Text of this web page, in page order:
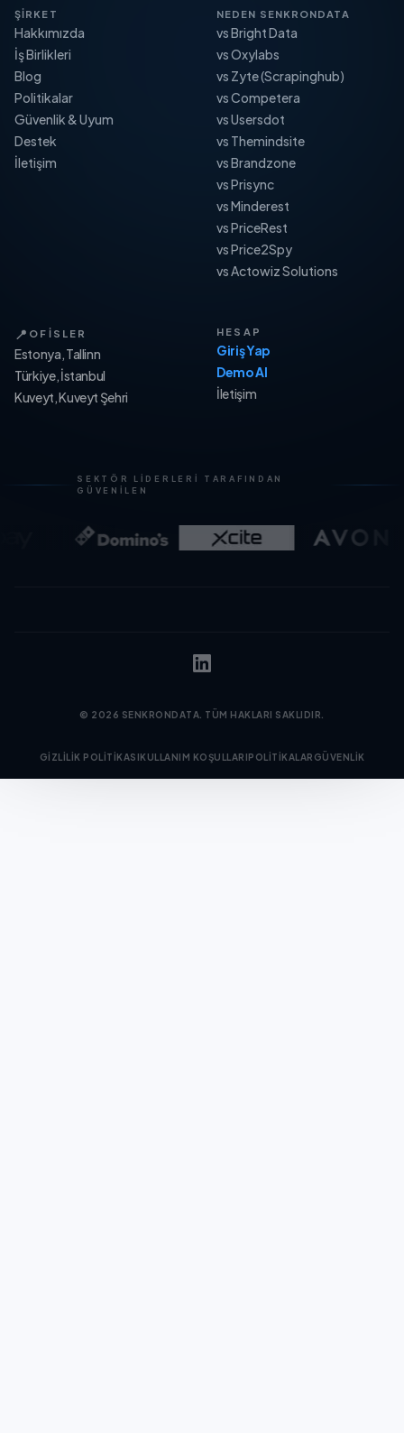
ŞIRKET
Hakkımızda
İş Birlikleri
Blog
Politikalar
Güvenlik & Uyum
Destek
İletişim
NEDEN SENKRONDATA
vs Bright Data
vs Oxylabs
vs Zyte (Scrapinghub)
vs Competera
vs Usersdot
vs Themindsite
vs Brandzone
vs Prisync
vs Minderest
vs PriceRest
vs Price2Spy
vs Actowiz Solutions
📍 OFISLER
Estonya, Tallinn
Türkiye, İstanbul
Kuveyt, Kuveyt Şehri
HESAP
Giriş Yap
Demo Al
İletişim
SEKTÖR LIDERLERI TARAFINDAN
GÜVENILEN
© 2026 SENKRONDATA. TÜM HAKLARI SAKLIDIR.
GIZLILIK POLITIKASIKULLANIM KOŞULLARIPOLITIKALAR GÜVENLIK